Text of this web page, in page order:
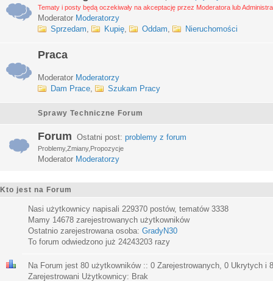
Tematy i posty będą oczekiwały na akceptację przez Moderatora lub
Moderator Moderatorzy
Sprzedam, Kupię, Oddam, Nieruchomości
Praca
Moderator Moderatorzy
Dam Prace, Szukam Pracy
Sprawy Techniczne Forum
Forum Ostatni post: problemy z forum
Problemy,Zmiany,Propozycje
Moderator Moderatorzy
Kto jest na Forum
Nasi użytkownicy napisali 229370 postów, tematów 3338
Mamy 14678 zarejestrowanych użytkowników
Ostatnio zarejestrowana osoba: GradyN30
To forum odwiedzono już 24243203 razy
Na Forum jest 80 użytkowników :: 0 Zarejestrowanych, 0 Ukrytych i
Zarejestrowani Użytkownicy: Brak